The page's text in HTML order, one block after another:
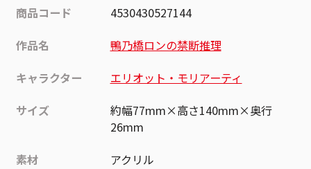
商品コード
4530430527144
作品名
鴨乃橋ロンの禁断推理
キャラクター
エリオット・モリアーティ
サイズ
約幅77mm×高さ140mm×奥行
26mm
素材
アクリル